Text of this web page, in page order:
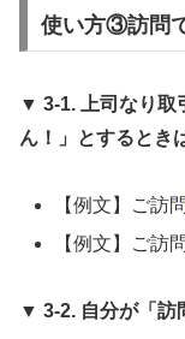
使い方③訪問
▼ 3-1. 上司なり取
ん！」とするとき
【例文】ご訪問
【例文】ご訪
▼ 3-2. 自分が「訪